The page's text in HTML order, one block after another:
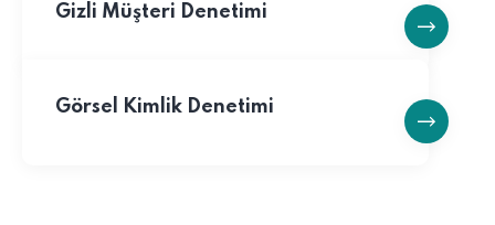
Gizli Müşteri Denetimi
Görsel Kimlik Denetimi